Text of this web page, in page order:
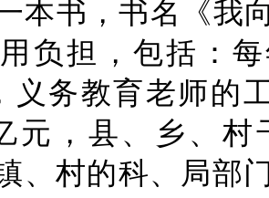
本书，书名《我
负担，包括：
义务教育老师的
元，县、乡、
、村的科、局部